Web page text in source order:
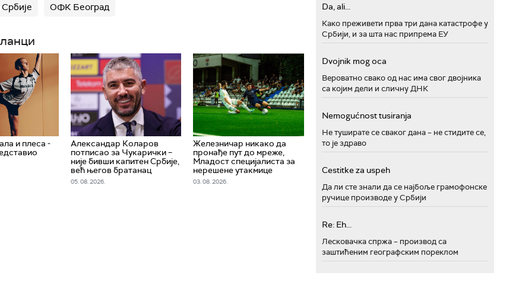
ОФК Београд
и плеса -
Александар Коларов
потписао за Чукарички –
није бивши капитен Србије,
већ његов братанац
05. 08. 2026.
Железничар никако да
пронађе пут до мреже,
Младост специјалиста за
нерешене утакмице
03. 08. 2026.
Da, ali...
Како преживети прва три дана катастрофе у
Србији, и за шта нас припрема ЕУ
Dvojnik mog oca
Вероватно свако од нас има свог двојника
са којим дели и сличну ДНК
Nemogućnost tusiranja
Не туширате се сваког дана – не стидите се,
то је здраво
Cestitke za uspeh
Да ли сте знали да се најбоље грамофонске
ручице производе у Србији
Re: Eh...
Лесковачка спржа – производ са
заштићеним географским пореклом